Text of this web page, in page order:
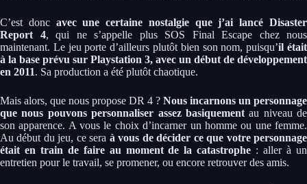
C’est donc avec une certaine nostalgie que j’ai lancé Disaster
Report 4, qui ne s’appelle plus SOS Final Escape chez nous
maintenant. Le jeu porte d’ailleurs plutôt bien son nom, puisqu’il était
à la base prévu sur Playstation 3, avec un début de développement
en 2011. Sa production a été plutôt chaotique.
Mais alors, que nous propose DR 4 ? Nous incarnons un personnage
que nous pouvons personnaliser assez basiquementau niveau de
son apparence. A vous le choix d’incarner un homme ou une femme.
Au début du jeu, ce sera à vous de décider ce que votre personnage
était en train de faire au moment de la catastrophe : aller à un
entretien pour le travail, se promener, ou encore retrouver des amis.